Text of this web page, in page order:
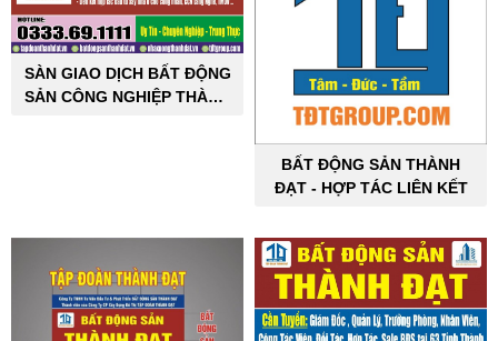
SÀN GIAO DỊCH BẤT ĐỘNG
SẢN CÔNG NGHIỆP THÀNH
BẤT ĐỘNG SẢN THÀNH
ĐẠT - HỢP TÁC LIÊN KẾT